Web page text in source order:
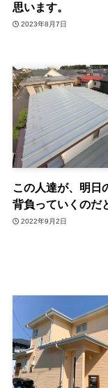
思います。
2023年8月7日
この人達が、明日
背負っていくのだ
2022年9月2日